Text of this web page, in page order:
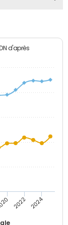
d'après
2022 2024